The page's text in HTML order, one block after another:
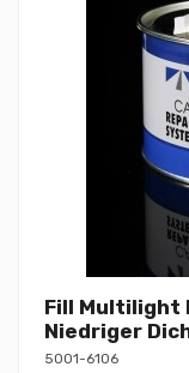
Fill Multilight
Niedriger
5001-6106